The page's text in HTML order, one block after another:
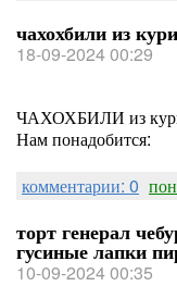
чахохбили из
18-09-2024 00:29
ЧАХОХБИЛИ из
Нам понадобится:
комментарии: 0
торт генерал
гусиные лапки
10-09-2024 00:35